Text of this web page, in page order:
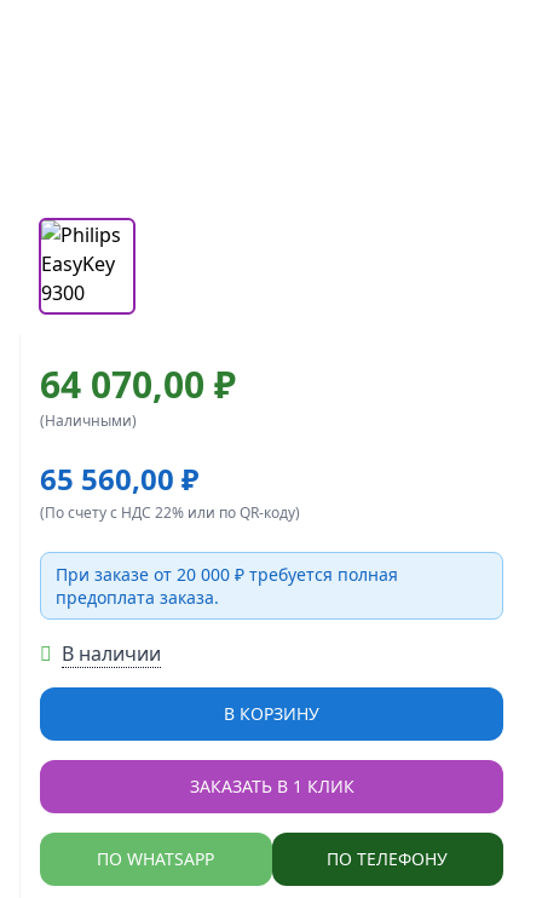
64 070,00 ₽
(Наличными)
65 560,00 ₽
(По счету с НДС 22% или по QR-коду)
При заказе от 20 000 ₽ требуется полная
предоплата заказа.
В наличии
В КОРЗИНУ
ЗАКАЗАТЬ В 1 КЛИК
ПО WHATSAPP ПО ТЕЛЕФОНУ